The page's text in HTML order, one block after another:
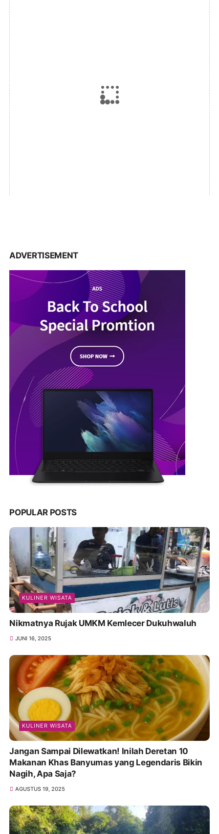
ADVERTISEMENT
POPULAR POSTS
KULINER WISATA
Nikmatnya Rujak UMKM Kemlecer Dukuhwaluh
JUNI 16, 2025
KULINER WISATA
Jangan Sampai Dilewatkan! Inilah Deretan 10
Makanan Khas Banyumas yang Legendaris Bikin
Nagih, Apa Saja?
AGUSTUS 19, 2025